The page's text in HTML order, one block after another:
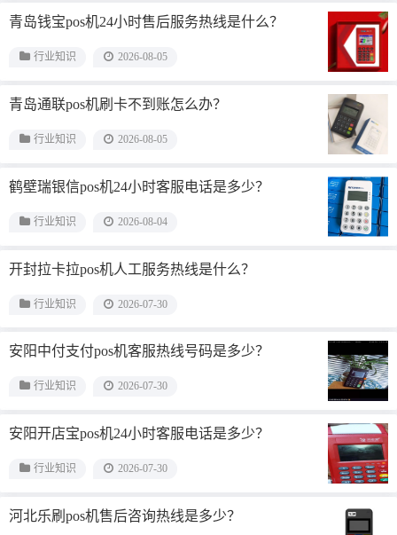
青岛钱宝pos机24小时售后服务热线是什么？
行业知识 2026-08-05
青岛通联pos机刷卡不到账怎么办？
行业知识 2026-08-05
鹤壁瑞银信pos机24小时客服电话是多少？
行业知识 2026-08-04
开封拉卡拉pos机人工服务热线是什么？
行业知识 2026-07-30
安阳中付支付pos机客服热线号码是多少？
行业知识 2026-07-30
安阳开店宝pos机24小时客服电话是多少？
行业知识 2026-07-30
河北乐刷pos机售后咨询热线是多少？